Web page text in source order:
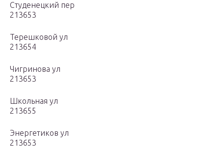
Студенецкий пер
213653
Терешковой ул
213654
Чигринова ул
213653
Школьная ул
213655
Энергетиков ул
213653